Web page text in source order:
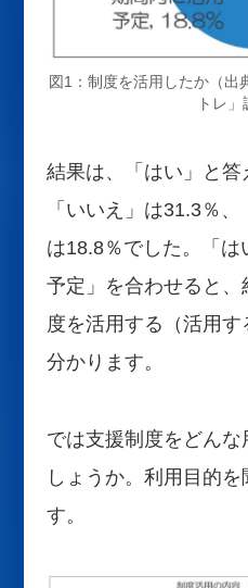
図1：制度を活用したか（出
トレ」
結果は、「はい」と答
「いいえ」は31.3％
は18.8％でした。「は
予定」を合わせると、
度を活用する（活用
分かります。
では支援制度をどん
しょうか。利用目的
す。